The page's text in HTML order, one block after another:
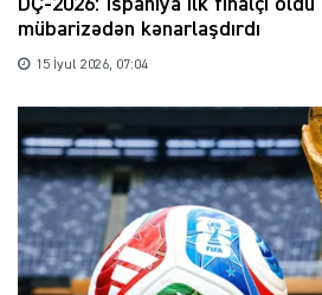
DÇ-2026: İspaniya ilk finalçı oldu
mübarizədən kənarlaşdırdı
15 İyul 2026, 07:04